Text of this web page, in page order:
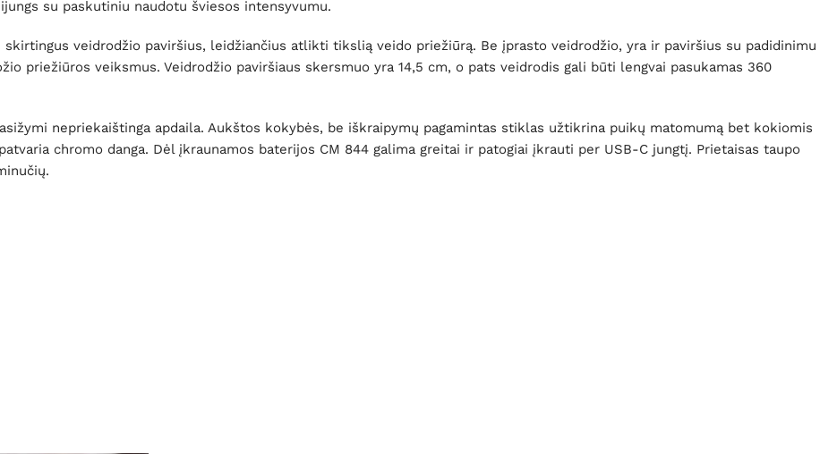
su paskutiniu naudotu šviesos intensyvumu.
veidrodžio paviršius, leidžiančius atlikti tikslią veido priežiūrą. Be įprasto veidrodžio, yra ir paviršius su padidinimu
priežiūros veiksmus. Veidrodžio paviršiaus skersmuo yra 14,5 cm, o pats veidrodis gali būti lengvai pasukamas 360
nepriekaištinga apdaila. Aukštos kokybės, be iškraipymų pagamintas stiklas užtikrina puikų matomumą bet kokiomis
chromo danga. Dėl įkraunamos baterijos CM 844 galima greitai ir patogiai įkrauti per USB-C jungtį. Prietaisas taupo